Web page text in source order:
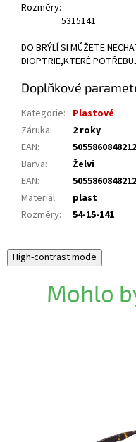
Rozměry:
5315141
DO BRÝLÍ SI MŮŽETE
DIOPTRIE,KTERÉ
Doplňkové
Kategorie: Plastové
Záruka:
2 roky
EAN:
5055860848212
Barva:
Želvi
EAN:
5055860848212
Materiál:
plast
Rozměry: 54-15-141
High-contrast mode
Mohlo